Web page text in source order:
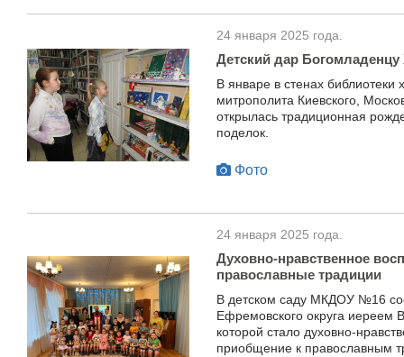
24 января 2025 года.
Детский дар Богомладенцу
В январе в стенах библиотеки
митрополита Киевского,
открылась традиционная
поделок.
Фото
24 января 2025 года.
Духовно-нравственное
православные традиции
В детском саду МКДОУ №16
Ефремовского округа
которой стало духовно-
приобщение к православным